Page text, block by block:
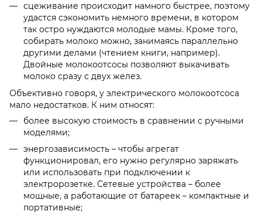
сцеживание происходит намного быстрее, поэтому
удастся сэкономить немного времени, в котором
так остро нуждаются молодые мамы. Кроме того,
собирать молоко можно, занимаясь параллельно
другими делами (чтением книги, например).
Двойные молокоотсосы позволяют выкачивать
молоко сразу с двух желез.
Объективно говоря, у электрического молокоотсоса
мало недостатков. К ним относят:
более высокую стоимость в сравнении с ручными
моделями;
энергозависимость – чтобы агрегат
функционировал, его нужно регулярно заряжать
или использовать при подключении к
электророзетке. Сетевые устройства – более
мощные, а работающие от батареек – компактные и
портативные;